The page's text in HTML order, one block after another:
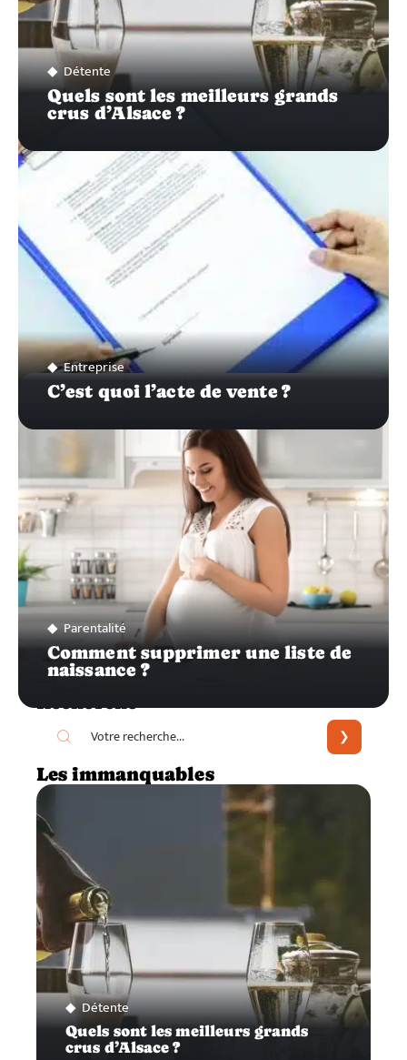
Détente
Quels sont les meilleurs grands
crus d’Alsace ?
Entreprise
C’est quoi l’acte de vente ?
Parentalité
Comment supprimer une liste de
naissance ?
Les immanquables
Détente
Quels sont les meilleurs grands
crus d’Alsace ?